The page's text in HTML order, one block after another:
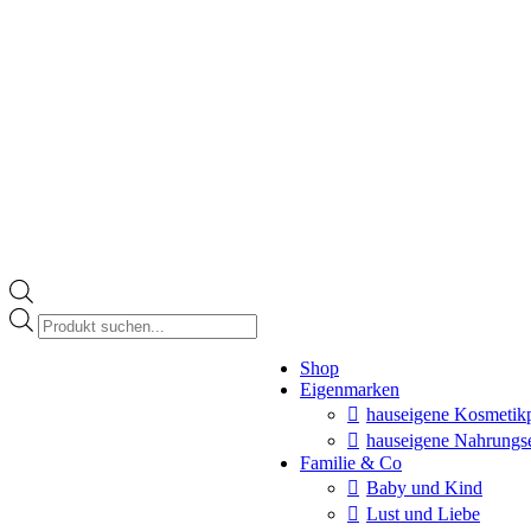
Products
search
Shop
Eigenmarken
hauseigene
hauseigene
Familie & Co
Baby und Kind
Lust und Liebe